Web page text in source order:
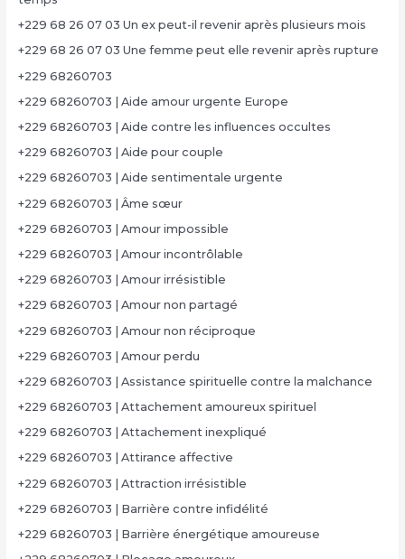
+229 68 26 07 03 Un ex peut-il revenir après plusieurs mois
+229 68 26 07 03 Une femme peut elle revenir après rupture
+229 68260703
+229 68260703 | Aide amour urgente Europe
+229 68260703 | Aide contre les influences occultes
+229 68260703 | Aide pour couple
+229 68260703 | Aide sentimentale urgente
+229 68260703 | Âme sœur
+229 68260703 | Amour impossible
+229 68260703 | Amour incontrôlable
+229 68260703 | Amour irrésistible
+229 68260703 | Amour non partagé
+229 68260703 | Amour non réciproque
+229 68260703 | Amour perdu
+229 68260703 | Assistance spirituelle contre la malchance
+229 68260703 | Attachement amoureux spirituel
+229 68260703 | Attachement inexpliqué
+229 68260703 | Attirance affective
+229 68260703 | Attraction irrésistible
+229 68260703 | Barrière contre infidélité
+229 68260703 | Barrière énergétique amoureuse